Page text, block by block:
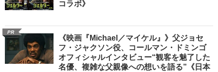
コラボ》
PR
《映画『Michael／マイケル』》父ジョセ
フ・ジャクソン役、コールマン・ドミンゴ
オフィシャルインタビュー“観客を魅了した
名優、複雑な父親像への想いを語る”《日本